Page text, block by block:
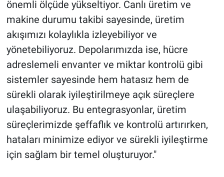
önemli ölçüde yükseltiyor. Canlı üretim ve
makine durumu takibi sayesinde, üretim
akışımızı kolaylıkla izleyebiliyor ve
yönetebiliyoruz. Depolarımızda ise, hücre
adreslemeli envanter ve miktar kontrolü gibi
sistemler sayesinde hem hatasız hem de
sürekli olarak iyileştirilmeye açık süreçlere
ulaşabiliyoruz. Bu entegrasyonlar, üretim
süreçlerimizde şeffaflık ve kontrolü artırırken,
hataları minimize ediyor ve sürekli iyileştirme
için sağlam bir temel oluşturuyor."